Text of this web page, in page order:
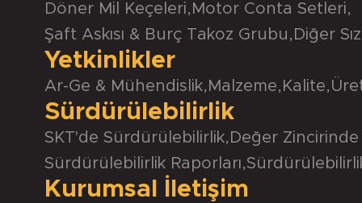
Döner Mil Keçeleri, Motor Conta Setleri,
Şaft Askısı & Burç Takoz Grubu , Diğer
Yetkinlikler
Ar-Ge & Mühendislik, Malzeme, Kalite,
Sürdürülebilirlik
SKT'de Sürdürülebilirlik, Değer
Sürdürülebilirlik Raporları,
Kurumsal İletişim